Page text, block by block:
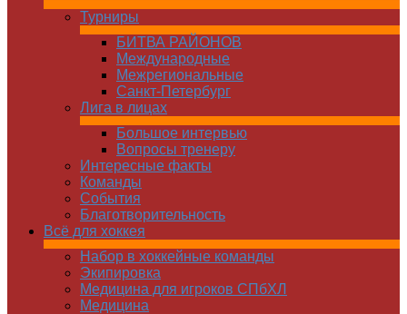
Турниры
БИТВА РАЙОНОВ
Международные
Межрегиональные
Санкт-Петербург
Лига в лицах
Большое интервью
Вопросы тренеру
Интересные факты
Команды
Cобытия
Благотворительность
Всё для хоккея
Набор в хоккейные команды
Экипировка
Медицина для игроков СПбХЛ
Медицина